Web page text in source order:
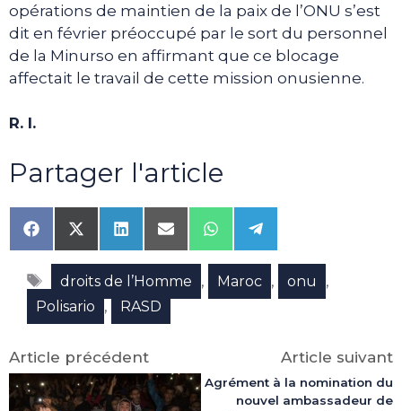
opérations de maintien de la paix de l’ONU s’est
dit en février préoccupé par le sort du personnel
de la Minurso en affirmant que ce blocage
affectait le travail de cette mission onusienne.
R. I.
Partager l'article
Share
on
Facebook
Share
on
X
(Twitter)
Share
on
LinkedIn
Share
on
Email
Share
on
WhatsApp
Share
on
Telegram
Étiquettes
droits de l’Homme , Maroc , onu ,
Polisario , RASD
Article précédent Article suivant
Agrément à la nomination du
nouvel ambassadeur de